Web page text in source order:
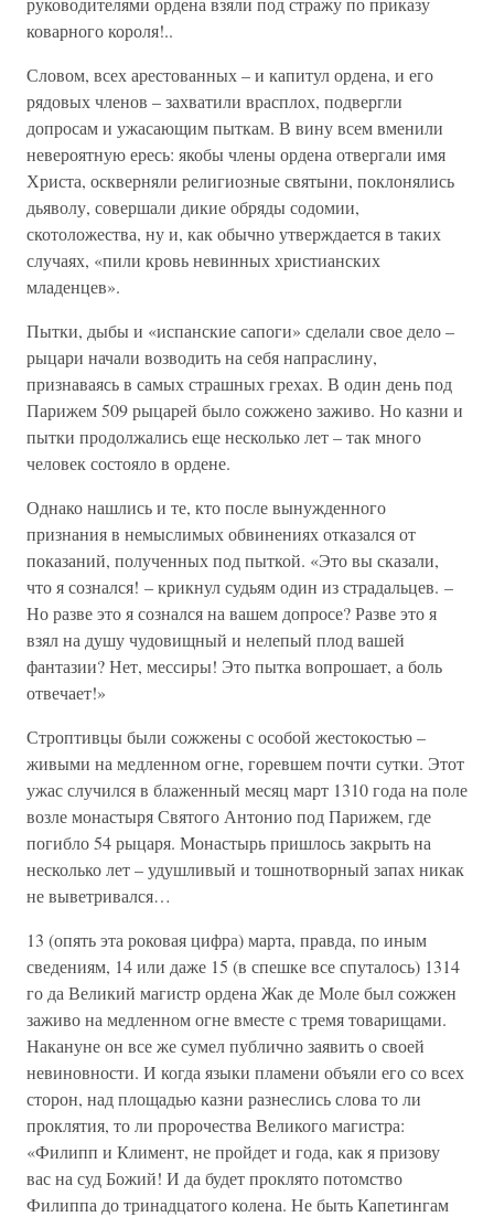
коварного короля!..
Словом, всех арестованных – и капитул ордена, и его
рядовых членов – захватили врасплох, подвергли
допросам и ужасающим пыткам. В вину всем вменили
невероятную ересь: якобы члены ордена отвергали имя
Христа, оскверняли религиозные святыни, поклонялись
дьяволу, совершали дикие обряды содомии,
скотоложества, ну и, как обычно утверждается в таких
случаях, «пили кровь невинных христианских
младенцев».
Пытки, дыбы и «испанские сапоги» сделали свое дело –
рыцари начали возводить на себя напраслину,
признаваясь в самых страшных грехах. В один день под
Парижем 509 рыцарей было сожжено заживо. Но казни и
пытки продолжались еще несколько лет – так много
человек состояло в ордене.
Однако нашлись и те, кто после вынужденного
признания в немыслимых обвинениях отказался от
показаний, полученных под пыткой. «Это вы сказали,
что я сознался! – крикнул судьям один из страдальцев. –
Но разве это я сознался на вашем допросе? Разве это я
взял на душу чудовищный и нелепый плод вашей
фантазии? Нет, мессиры! Это пытка вопрошает, а боль
отвечает!»
Строптивцы были сожжены с особой жестокостью –
живыми на медленном огне, горевшем почти сутки. Этот
ужас случился в блаженный месяц март 1310 года на поле
возле монастыря Святого Антонио под Парижем, где
погибло 54 рыцаря. Монастырь пришлось закрыть на
несколько лет – удушливый и тошнотворный запах никак
не выветривался…
13 (опять эта роковая цифра) марта, правда, по иным
сведениям, 14 или даже 15 (в спешке все спуталось) 1314
го да Великий магистр ордена Жак де Моле был сожжен
заживо на медленном огне вместе с тремя товарищами.
Накануне он все же сумел публично заявить о своей
невиновности. И когда языки пламени объяли его со всех
сторон, над площадью казни разнеслись слова то ли
проклятия, то ли пророчества Великого магистра:
«Филипп и Климент, не пройдет и года, как я призову
вас на суд Божий! И да будет проклято потомство
Филиппа до тринадцатого колена. Не быть Капетингам